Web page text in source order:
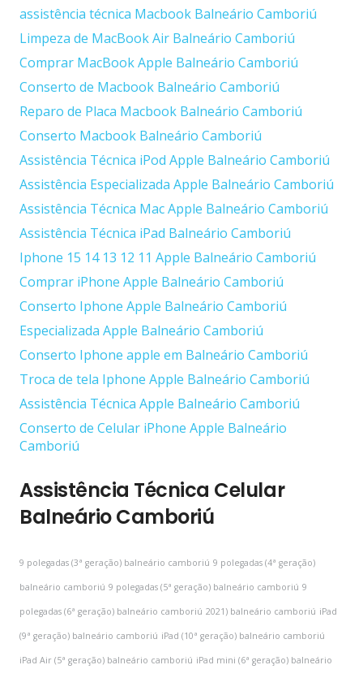
assistência técnica Macbook Balneário Camboriú
Limpeza de MacBook Air Balneário Camboriú
Comprar MacBook Apple Balneário Camboriú
Conserto de Macbook Balneário Camboriú
Reparo de Placa Macbook Balneário Camboriú
Conserto Macbook Balneário Camboriú
Assistência Técnica iPod Apple Balneário Camboriú
Assistência Especializada Apple Balneário Camboriú
Assistência Técnica Mac Apple Balneário Camboriú
Assistência Técnica iPad Balneário Camboriú
Iphone 15 14 13 12 11 Apple Balneário Camboriú
Comprar iPhone Apple Balneário Camboriú
Conserto Iphone Apple Balneário Camboriú
Especializada Apple Balneário Camboriú
Conserto Iphone apple em Balneário Camboriú
Troca de tela Iphone Apple Balneário Camboriú
Assistência Técnica Apple Balneário Camboriú
Conserto de Celular iPhone Apple Balneário
Camboriú
Assistência Técnica Celular
Balneário Camboriú
9 polegadas (3ª geração) balneário camboriú 9 polegadas (4ª geração)
balneário camboriú 9 polegadas (5ª geração) balneário camboriú 9
polegadas (6ª geração) balneário camboriú 2021) balneário camboriú iPad
(9ª geração) balneário camboriú iPad (10ª geração) balneário camboriú
iPad Air (5ª geração) balneário camboriú iPad mini (6ª geração) balneário